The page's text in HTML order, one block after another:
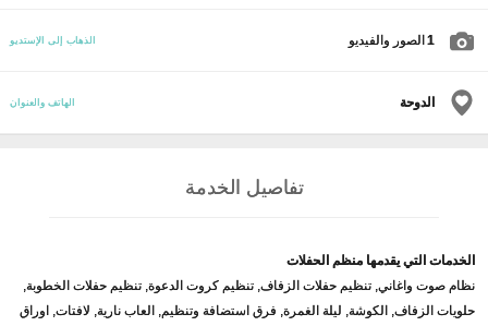
1 الصور والفيديو الذهاب إلى الإستديو
الدوحة الهاتف والعنوان
تفاصيل الخدمة
الخدمات التي يقدمها منظم الحفلات
نظام صوت واغاني, تنظيم حفلات الزفاف, تنظيم كروت الدعوة, تنظيم حفلات الخطوبة,
حلويات الزفاف, الكوشة, ليلة الغمرة, فرق استضافة وتنظيم, العاب نارية, لافتات, اوراق